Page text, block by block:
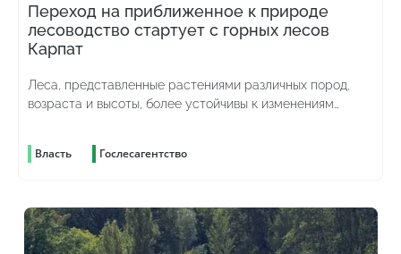
Переход на приближенное к природе
лесоводство стартует с горных лесов
Карпат
Леса, представленные растениями различных пород,
возраста и высоты, более устойчивы к изменениям
Власть Гослесагентство